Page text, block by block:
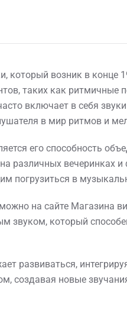
который возник в конце
таких как
включает в себя
в мир ритмов и
его способность
различных вечеринках
погрузиться в
на сайте Магазина
звуком, который
развиваться,
создавая новые